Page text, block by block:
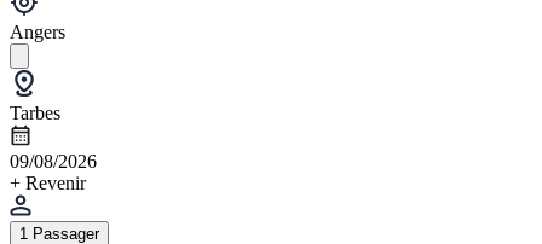
Angers
Tarbes
09/08/2026
+ Revenir
1 Passager